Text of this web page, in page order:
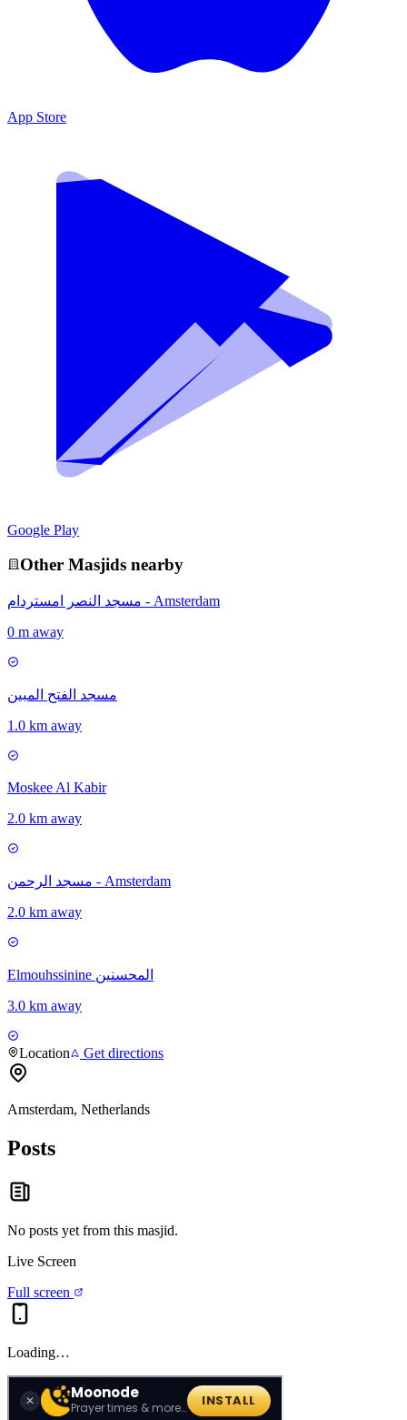
App Store
Google Play
Other Masjids nearby
مسجد النصر امستردام - Amsterdam
0 m away
مسجد الفتح المبين
1.0 km away
Moskee Al Kabir
2.0 km away
مسجد الرحمن - Amsterdam
2.0 km away
Elmouhssinine المحسنين
3.0 km away
Location Get directions
Amsterdam, Netherlands
Posts
No posts yet from this masjid.
Live Screen
Full screen
Loading…